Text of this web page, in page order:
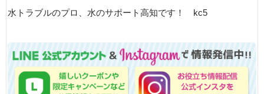
水トラブルのプロ、水のサポート高知です！ kc5